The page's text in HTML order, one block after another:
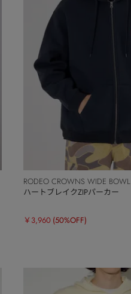
RODEO CROWNS WIDE BOWL
ハートブレイクZIPパーカー
￥3,960 (50%OFF)